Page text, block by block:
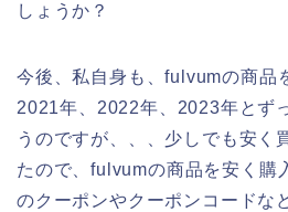
しょうか？
今後、私自身も、fulvumの商品
2021年、2022年、2023年とず
うのですが、、、少しでも安く
たので、fulvumの商品を安く購
のクーポンやクーポンコードな